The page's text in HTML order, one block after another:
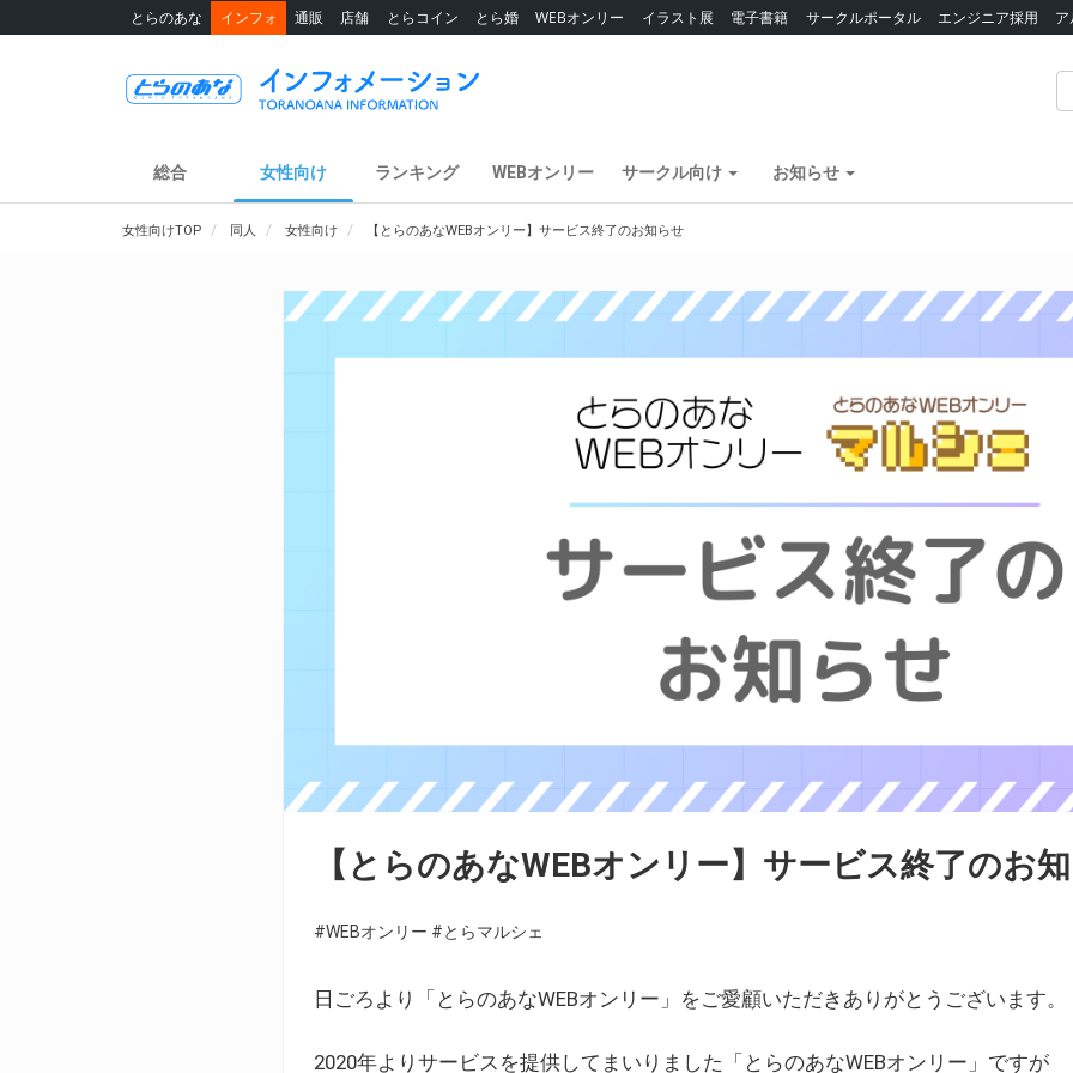
とらのあな インフォ 通販 店舗 とらコイン とら婚 WEBオンリー イラスト展 電子書籍 サークルポータル エンジニア採用
総合 女性向け ランキング WEBオンリー サークル向け お知らせ
女性向けTOP 同人 女性向け 【とらのあなWEBオンリー】サービス終了のお知らせ
【とらのあなWEBオンリー】サービス終了のお
#WEBオンリー #とらマルシェ
日ごろより「とらのあなWEBオンリー」をご愛顧いただきありがとうございます。
2020年よりサービスを提供してまいりました「とらのあなWEBオンリー」ですが